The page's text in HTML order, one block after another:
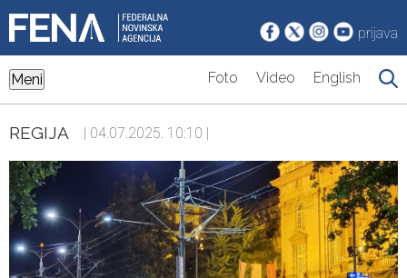
prijava
Meni Foto Video English
REGIJA | 04.07.2025. 10:10 |